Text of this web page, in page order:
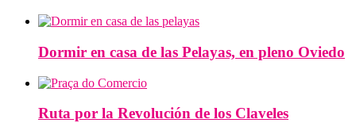
Dormir en casa de las Pelayas, en pleno Oviedo
Ruta por la Revolución de los Claveles